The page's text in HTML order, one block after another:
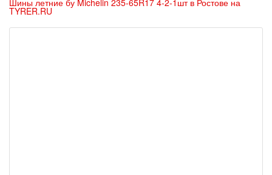
Шины летние бу Michelin 235-65R17 4-2-1шт в Ростове на
TYRER.RU